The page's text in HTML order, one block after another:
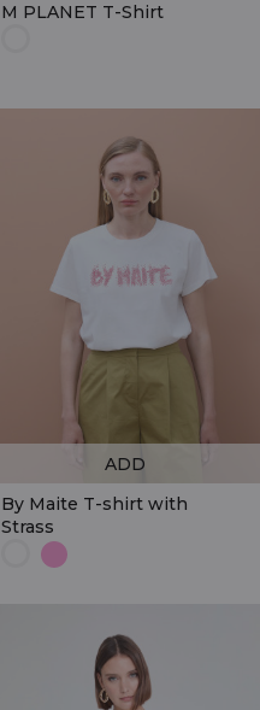
M PLANET T-Shirt
By Maite T-shirt with
Strass
ADD